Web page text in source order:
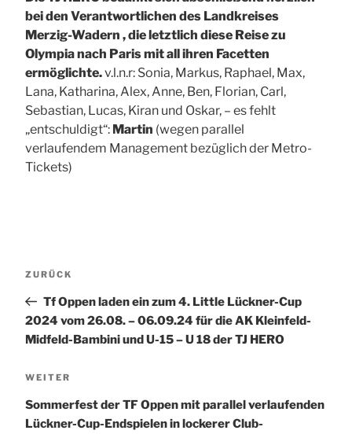
bei den Verantwortlichen des Landkreises
Merzig-Wadern , die letztlich diese Reise zu
Olympia nach Paris mit all ihren Facetten
ermöglichte.v.l.n.r: Sonia, Markus, Raphael, Max,
Lana, Katharina, Alex, Anne, Ben, Florian, Carl,
Sebastian, Lucas, Kiran und Oskar, – es fehlt
„entschuldigt“: Martin (wegen parallel
verlaufendem Management bezüglich der Metro-
Tickets)
Vorheriger
ZURÜCK
Tf Oppen laden ein zum 4. Little Lückner-Cup
2024 vom 26.08. – 06.09.24 für die AK Kleinfeld-
Midfeld-Bambini und U-15 – U 18 der TJ HERO
Nächster
WEITER
Sommerfest der TF Oppen mit parallel verlaufenden
Lückner-Cup-Endspielen in lockerer Club-